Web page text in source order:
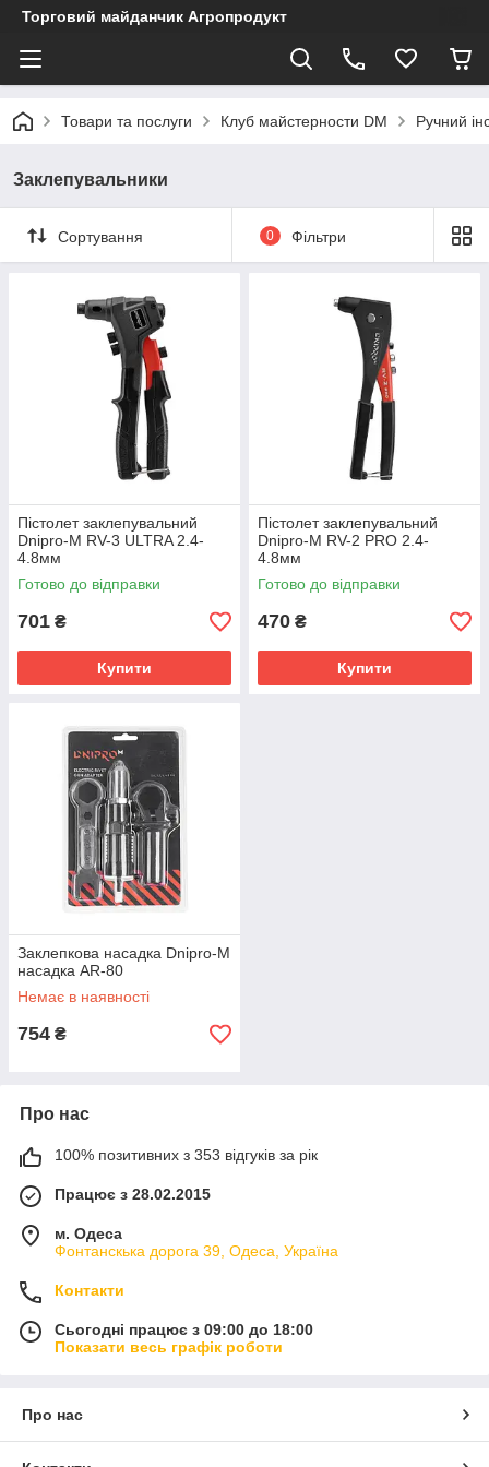
Торговий майданчик Агропродукт
Товари та послуги Клуб майстерности DM Ручний
Заклепувальники
Сортування 0 Фільтри
Пістолет заклепувальний
Dnipro-M RV-3 ULTRA 2.4-
4.8мм
Готово до відправки
701 ₴
Купити
Пістолет заклепувальний
Dnipro-M RV-2 PRO 2.4-
4.8мм
Готово до відправки
470 ₴
Купити
Заклепкова насадка Dnipro-M
насадка AR-80
Немає в наявності
754 ₴
Про нас
100% позитивних з 353 відгуків за рік
Працює з 28.02.2015
м. Одеса
Фонтанскька дорога 39, Одеса, Україна
Контакти
Сьогодні працює з 09:00 до 18:00
Показати весь графік роботи
Про нас